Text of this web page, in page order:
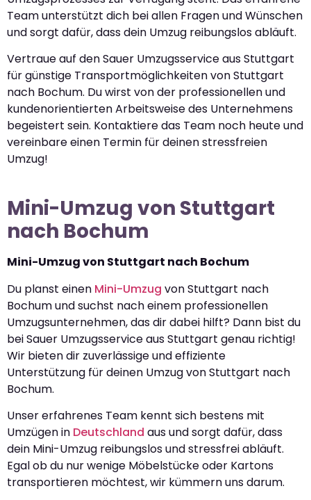
Team unterstützt dich bei allen Fragen und Wünschen
und sorgt dafür, dass dein Umzug reibungslos abläuft.
Vertraue auf den Sauer Umzugsservice aus Stuttgart
für günstige Transportmöglichkeiten von Stuttgart
nach Bochum. Du wirst von der professionellen und
kundenorientierten Arbeitsweise des Unternehmens
begeistert sein. Kontaktiere das Team noch heute und
vereinbare einen Termin für deinen stressfreien
Umzug!
Mini-Umzug von Stuttgart
nach Bochum
Mini-Umzug von Stuttgart nach Bochum
Du planst einen Mini-Umzug von Stuttgart nach
Bochum und suchst nach einem professionellen
Umzugsunternehmen, das dir dabei hilft? Dann bist du
bei Sauer Umzugsservice aus Stuttgart genau richtig!
Wir bieten dir zuverlässige und effiziente
Unterstützung für deinen Umzug von Stuttgart nach
Bochum.
Unser erfahrenes Team kennt sich bestens mit
Umzügen in Deutschland aus und sorgt dafür, dass
dein Mini-Umzug reibungslos und stressfrei abläuft.
Egal ob du nur wenige Möbelstücke oder Kartons
transportieren möchtest, wir kümmern uns darum.